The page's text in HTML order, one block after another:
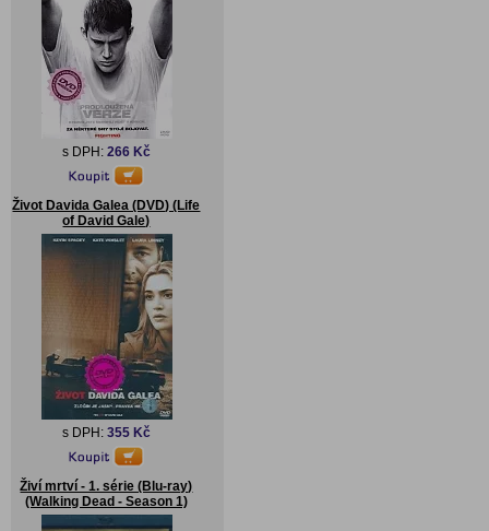
s DPH: 266 Kč
Život Davida Galea (DVD) (Life
of David Gale)
s DPH: 355 Kč
Živí mrtví - 1. série (Blu-ray)
(Walking Dead - Season 1)